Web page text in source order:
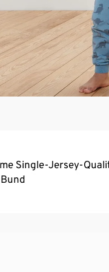
Single-Jersey-